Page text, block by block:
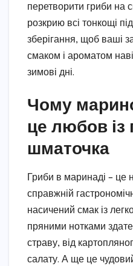
перетворити гриби на
розкрию всі тонкощі
зберігання, щоб ваші
смаком і ароматом
зимові дні.
Чому
це любов із
шматочка
Гриби в маринаді – це
справжній
насичений смак із
пряними нотками
страву, від
салату. А ще це